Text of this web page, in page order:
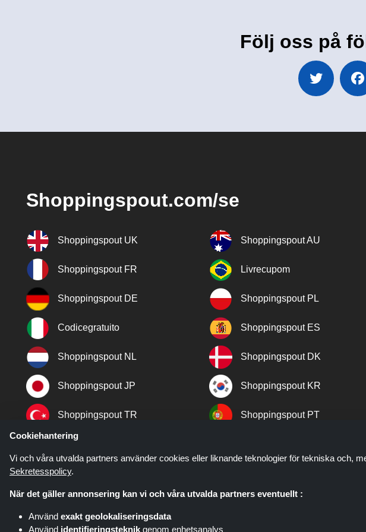
Följ oss på
Shoppingspout.com/se
Shoppingspout UK Shoppingspout AU
Shoppingspout FR Livrecupom
Shoppingspout DE Shoppingspout PL
Codicegratuito Shoppingspout ES
Shoppingspout NL Shoppingspout DK
Shoppingspout JP Shoppingspout KR
Shoppingspout TR Shoppingspout PT
Shoppingspout NO
Cookiehantering
Vi och våra utvalda partners använder cookies eller liknande teknologier för tekniska och,
Sekretesspolicy.
När det gäller annonsering kan vi och våra utvalda partners eventuellt :
Använd exakt geolokaliseringsdata
Använd identifieringsteknik genom enhetsanalys